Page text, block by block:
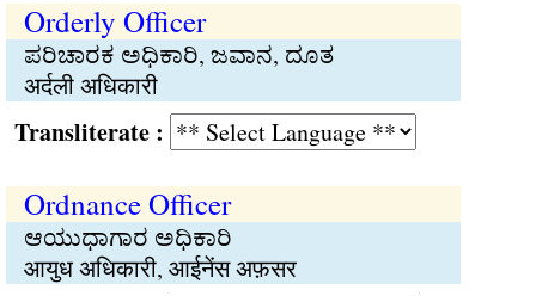
Orderly Officer
ಪರಿಚಾರಕ ಅಧಿಕಾರಿ, ಜವಾನ, ದೂತ
अर्दली अधिकारी
:
Ordnance Officer
ಆಯುಧಾಗಾರ ಅಧಿಕಾರಿ
आयुध अधिकारी, आईनेंस अफ़सर